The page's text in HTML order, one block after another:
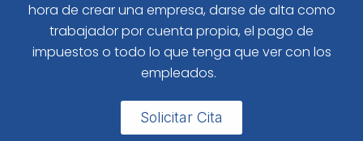
hora de crear una empresa, darse de alta como
trabajador por cuenta propia, el pago de
impuestos o todo lo que tenga que ver con los
empleados.
Solicitar Cita